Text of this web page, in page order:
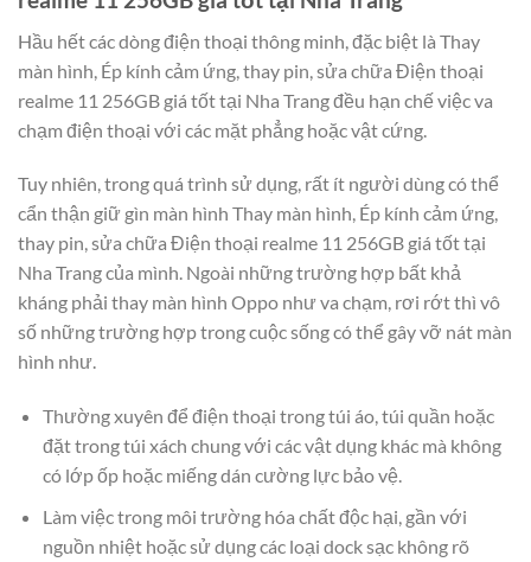
Hầu hết các dòng điện thoại thông minh, đặc biệt là Thay
màn hình, Ép kính cảm ứng, thay pin, sửa chữa Điện thoại
realme 11 256GB giá tốt tại Nha Trang đều hạn chế việc va
chạm điện thoại với các mặt phẳng hoặc vật cứng.
Tuy nhiên, trong quá trình sử dụng, rất ít người dùng có thể
cẩn thận giữ gìn màn hình Thay màn hình, Ép kính cảm ứng,
thay pin, sửa chữa Điện thoại realme 11 256GB giá tốt tại
Nha Trang của mình. Ngoài những trường hợp bất khả
kháng phải thay màn hình Oppo như va chạm, rơi rớt thì vô
số những trường hợp trong cuộc sống có thể gây vỡ nát màn
hình như.
Thường xuyên để điện thoại trong túi áo, túi quần hoặc
đặt trong túi xách chung với các vật dụng khác mà không
có lớp ốp hoặc miếng dán cường lực bảo vệ.
Làm việc trong môi trường hóa chất độc hại, gần với
nguồn nhiệt hoặc sử dụng các loại dock sạc không rõ